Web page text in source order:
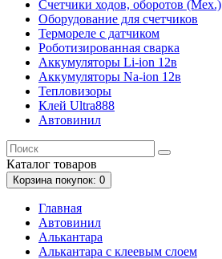
Счетчики ходов, оборотов (Мех.)
Оборудование для счетчиков
Термореле с датчиком
Роботизированная сварка
Аккумуляторы Li-ion 12в
Аккумуляторы Na-ion 12в
Тепловизоры
Клей Ultra888
Автовинил
Каталог товаров
Корзина покупок: 0
Главная
Автовинил
Алькантара
Алькантара с клеевым слоем